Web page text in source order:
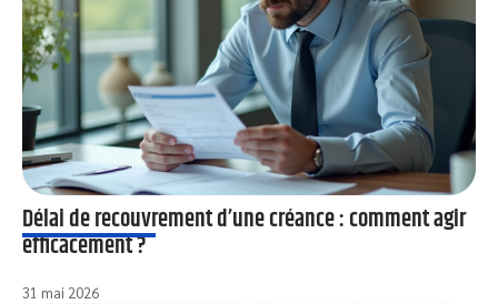
Délai de recouvrement d’une créance : comment agir
efficacement ?
31 mai 2026